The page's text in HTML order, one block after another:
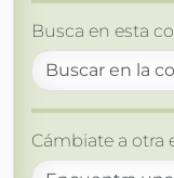
Busca en esta
Cámbiate a otra